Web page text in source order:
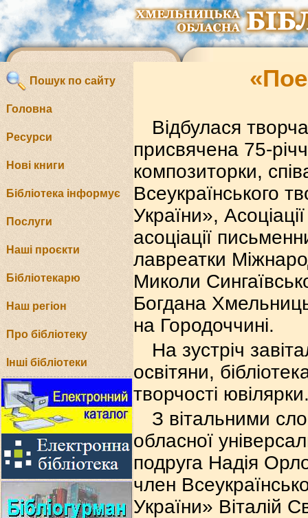
Пошук по сайту
Головна
Ресурси
Нові книги
Бібліотека інформує
Послуги
Наші проєкти
Бібліотекарю
Наш регіон
Про бібліотеку
Інші бібліотеки
Відбулася
присвячена 75-
композиторки,
Всеукраїнського
України»,
асоціації
лавреатки
Миколи
Богдана
на Городоччині.
На зустріч
освітяни,
творчості
З вітальними
обласної
подруга Надія
член
України» Віталій